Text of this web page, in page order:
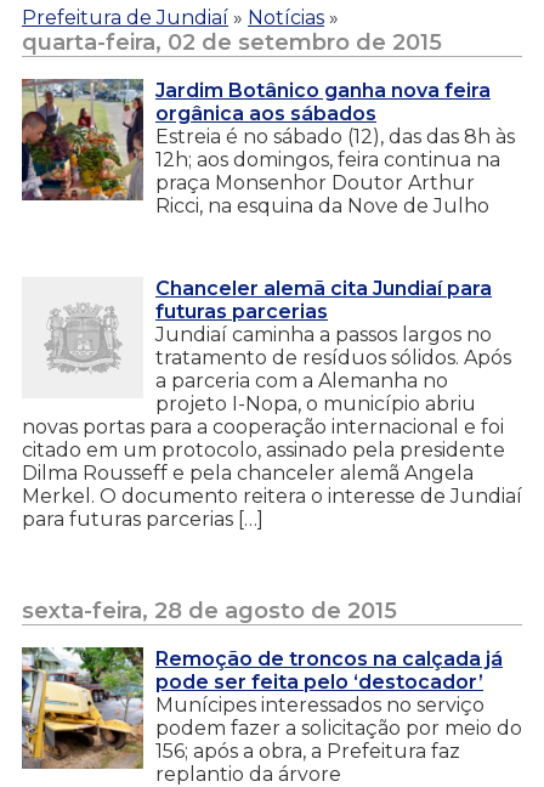
Prefeitura de Jundiaí » Notícias »
quarta-feira, 02 de setembro de 2015
Jardim Botânico ganha nova feira
orgânica aos sábados
Estreia é no sábado (12), das das 8h às
12h; aos domingos, feira continua na
praça Monsenhor Doutor Arthur
Ricci, na esquina da Nove de Julho
Chanceler alemã cita Jundiaí para
futuras parcerias
Jundiaí caminha a passos largos no
tratamento de resíduos sólidos. Após
a parceria com a Alemanha no
projeto I-Nopa, o município abriu
novas portas para a cooperação internacional e foi
citado em um protocolo, assinado pela presidente
Dilma Rousseff e pela chanceler alemã Angela
Merkel. O documento reitera o interesse de Jundiaí
para futuras parcerias […]
sexta-feira, 28 de agosto de 2015
Remoção de troncos na calçada já
pode ser feita pelo ‘destocador’
Munícipes interessados no serviço
podem fazer a solicitação por meio do
156; após a obra, a Prefeitura faz
replantio da árvore